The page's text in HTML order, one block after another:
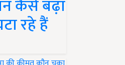
कैसे बढ़ा
रहे हैं